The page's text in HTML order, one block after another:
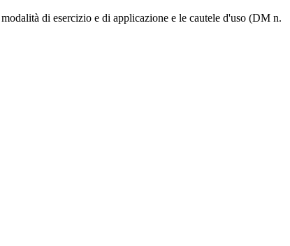
di esercizio e di applicazione e le cautele d'uso (DM n.